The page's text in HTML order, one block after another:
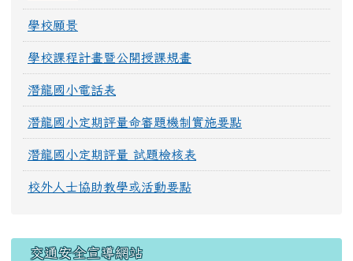
學校願景
學校課程計畫暨公開授課規畫
潛龍國小電話表
潛龍國小定期評量命審題機制實施要點
潛龍國小定期評量 試題檢核表
校外人士協助教學或活動要點
交通安全宣導網站